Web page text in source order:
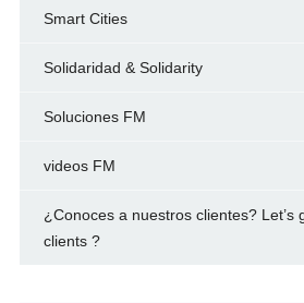
Smart Cities
Solidaridad & Solidarity
Soluciones FM
videos FM
¿Conoces a nuestros clientes? Let’s
clients ?